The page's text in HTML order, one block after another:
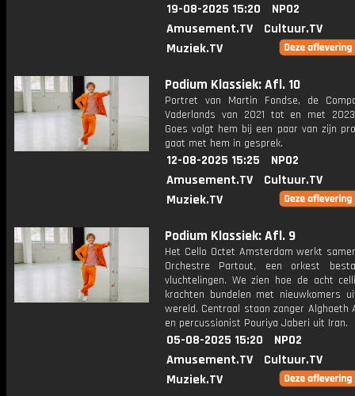
19-08-2025 15:20
NPO2
Amusement.TV
Cultuur.TV
Muziek.TV
Podium Klassiek: Afl. 10
Portret van Martin Fondse, de
Vaderlands van 2021 tot en met
Goes volgt hem bij een paar van zijn
gaat met hem in gesprek.
12-08-2025 15:25
NPO2
Amusement.TV
Cultuur.TV
Muziek.TV
Podium Klassiek: Afl. 9
Het Cello Octet Amsterdam werkt
Orchestre Partout, een orkest
vluchtelingen. We zien hoe de acht
krachten bundelen met nieuwkomers
wereld. Centraal staan zanger Alghaeth
en percussionist Pouriya Jaberi uit Iran.
05-08-2025 15:20
NPO2
Amusement.TV
Cultuur.TV
Muziek.TV